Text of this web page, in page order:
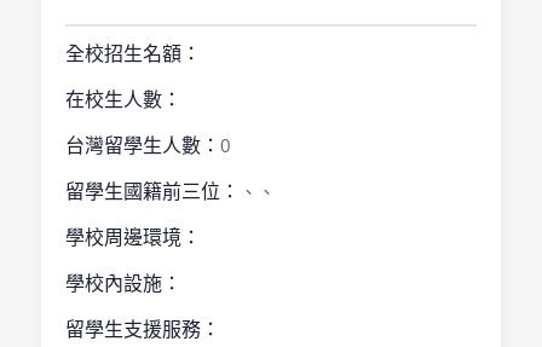
全校招生名額：
在校生人數：
台灣留學生人數： 0
留學生國籍前三位： 、、
學校周邊環境：
學校內設施：
留學生支援服務：